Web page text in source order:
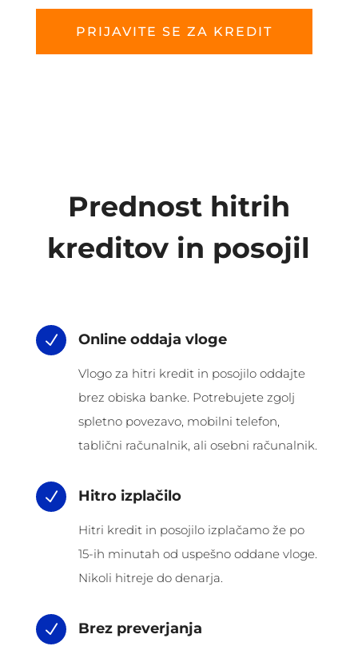
PRIJAVITE SE ZA KREDIT
Prednost hitrih
kreditov in posojil
N Online oddaja vloge
Vlogo za hitri kredit in posojilo oddajte
brez obiska banke. Potrebujete zgolj
spletno povezavo, mobilni telefon,
tablični računalnik, ali osebni računalnik.
N Hitro izplačilo
Hitri kredit in posojilo izplačamo že po
15-ih minutah od uspešno oddane vloge.
Nikoli hitreje do denarja.
N Brez preverjanja